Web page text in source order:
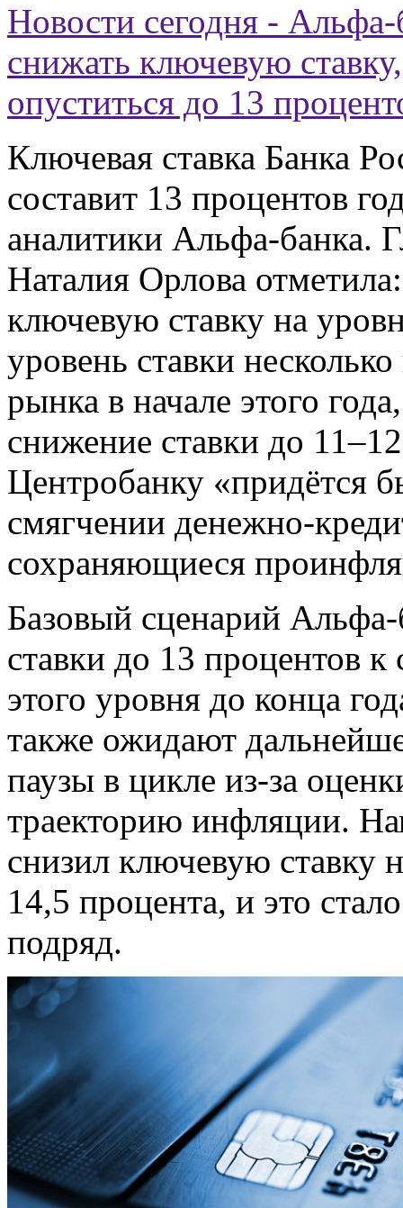
Новости сегодня -
снижать ключевую
опуститься до 13
Ключевая ставка Банка
составит 13 процентов
аналитики Альфа-банка.
Наталия Орлова
ключевую ставку на
уровень ставки
рынка в начале этого
снижение ставки до
Центробанку «придётся
смягчении денежно-
сохраняющиеся
Базовый сценарий Альфа-
ставки до 13 процентов к
этого уровня до конца
также ожидают
паузы в цикле из-за
траекторию инфляции.
снизил ключевую ставку
14,5 процента, и это
подряд.